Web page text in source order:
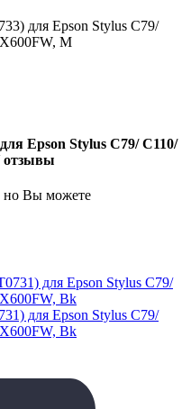
для Epson Stylus C79/
M
Epson Stylus C79/ C110/
отзывы
но Вы можете
для Epson Stylus C79/
Bk